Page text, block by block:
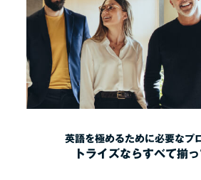
英語を極めるために必要なプ
トライズならすべて揃